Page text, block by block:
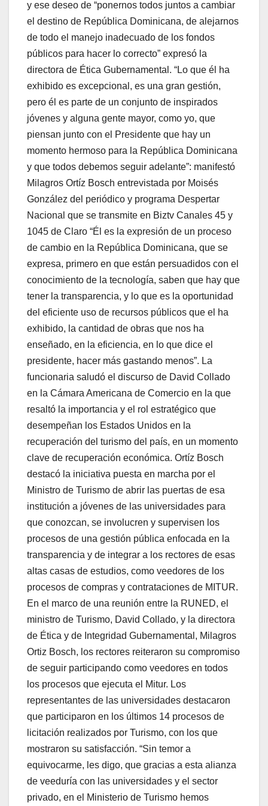
y ese deseo de “ponernos todos juntos a cambiar
el destino de República Dominicana, de alejarnos
de todo el manejo inadecuado de los fondos
públicos para hacer lo correcto” expresó la
directora de Ética Gubernamental. “Lo que él ha
exhibido es excepcional, es una gran gestión,
pero él es parte de un conjunto de inspirados
jóvenes y alguna gente mayor, como yo, que
piensan junto con el Presidente que hay un
momento hermoso para la República Dominicana
y que todos debemos seguir adelante”: manifestó
Milagros Ortíz Bosch entrevistada por Moisés
González del periódico y programa Despertar
Nacional que se transmite en Biztv Canales 45 y
1045 de Claro “Él es la expresión de un proceso
de cambio en la República Dominicana, que se
expresa, primero en que están persuadidos con el
conocimiento de la tecnología, saben que hay que
tener la transparencia, y lo que es la oportunidad
del eficiente uso de recursos públicos que el ha
exhibido, la cantidad de obras que nos ha
enseñado, en la eficiencia, en lo que dice el
presidente, hacer más gastando menos”. La
funcionaria saludó el discurso de David Collado
en la Cámara Americana de Comercio en la que
resaltó la importancia y el rol estratégico que
desempeñan los Estados Unidos en la
recuperación del turismo del país, en un momento
clave de recuperación económica. Ortíz Bosch
destacó la iniciativa puesta en marcha por el
Ministro de Turismo de abrir las puertas de esa
institución a jóvenes de las universidades para
que conozcan, se involucren y supervisen los
procesos de una gestión pública enfocada en la
transparencia y de integrar a los rectores de esas
altas casas de estudios, como veedores de los
procesos de compras y contrataciones de MITUR.
En el marco de una reunión entre la RUNED, el
ministro de Turismo, David Collado, y la directora
de Ética y de Integridad Gubernamental, Milagros
Ortiz Bosch, los rectores reiteraron su compromiso
de seguir participando como veedores en todos
los procesos que ejecuta el Mitur. Los
representantes de las universidades destacaron
que participaron en los últimos 14 procesos de
licitación realizados por Turismo, con los que
mostraron su satisfacción. “Sin temor a
equivocarme, les digo, que gracias a esta alianza
de veeduría con las universidades y el sector
privado, en el Ministerio de Turismo hemos